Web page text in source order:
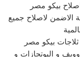
بيكو مصر
بيكو مصر